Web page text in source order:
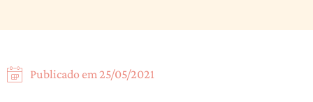
Publicado em 25/05/2021